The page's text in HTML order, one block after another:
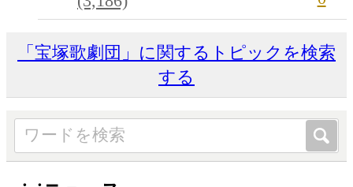
「宝塚歌劇団」に関するトピックを検索
する